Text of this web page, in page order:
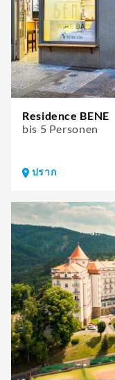
Residence BENE
bis 5 Personen
ปราก